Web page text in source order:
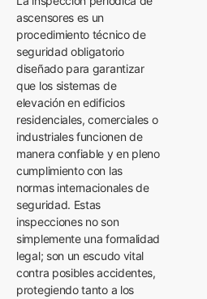
ascensores es un
procedimiento técnico de
seguridad obligatorio
diseñado para garantizar
que los sistemas de
elevación en edificios
residenciales, comerciales o
industriales funcionen de
manera confiable y en pleno
cumplimiento con las
normas internacionales de
seguridad. Estas
inspecciones no son
simplemente una formalidad
legal; son un escudo vital
contra posibles accidentes,
protegiendo tanto a los